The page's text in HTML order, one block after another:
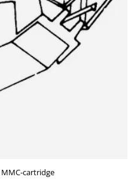
MMC-cartridge